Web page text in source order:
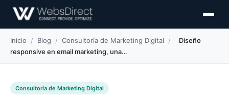
Inicio / Blog / Consultoría de Marketing Digital /
Diseño
responsive en email marketing, una…
Consultoría de Marketing Digital